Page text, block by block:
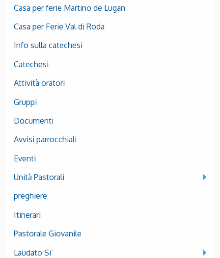
Casa per ferie Martino de Lugan
Casa per Ferie Val di Roda
Info sulla catechesi
Catechesi
Attività oratori
Gruppi
Documenti
Avvisi parrocchiali
Eventi
Unità Pastorali
preghiere
Itinerari
Pastorale Giovanile
Laudato Si’